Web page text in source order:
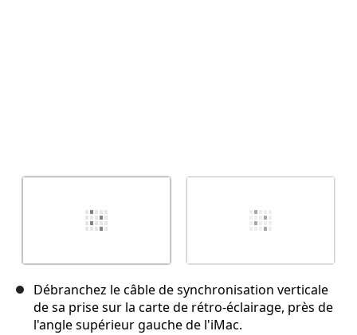
Débranchez le câble de synchronisation verticale
de sa prise sur la carte de rétro-éclairage, près de
l'angle supérieur gauche de l'iMac.